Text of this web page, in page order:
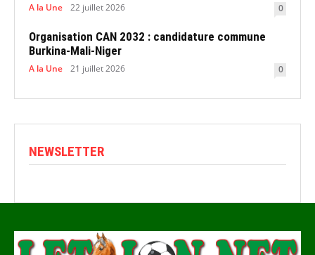
A la Une 22 juillet 2026 0
Organisation CAN 2032 : candidature commune
Burkina-Mali-Niger
A la Une 21 juillet 2026 0
NEWSLETTER